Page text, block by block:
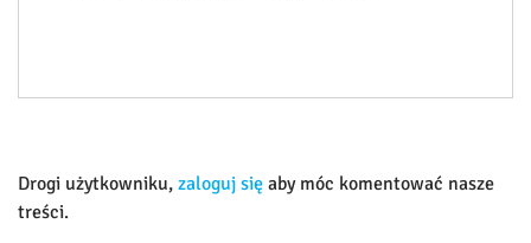
Drogi użytkowniku, zaloguj się aby móc komentować nasze
treści.